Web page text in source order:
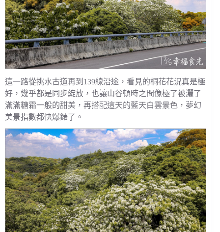
這一路從挑水古道再到139線沿途，看見的桐花花況真是極
好，幾乎都是同步綻放，也讓山谷頓時之間像極了被灑了
滿滿糖霜一般的甜美，再搭配這天的藍天白雲景色，夢幻
美景指數都快爆錶了。